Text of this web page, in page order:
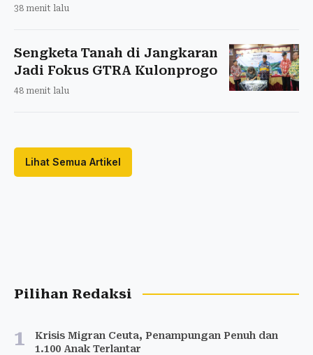
38 menit lalu
Sengketa Tanah di Jangkaran
Jadi Fokus GTRA Kulonprogo
48 menit lalu
Lihat Semua Artikel
Pilihan Redaksi
1
Krisis Migran Ceuta, Penampungan Penuh dan
1.100 Anak Terlantar